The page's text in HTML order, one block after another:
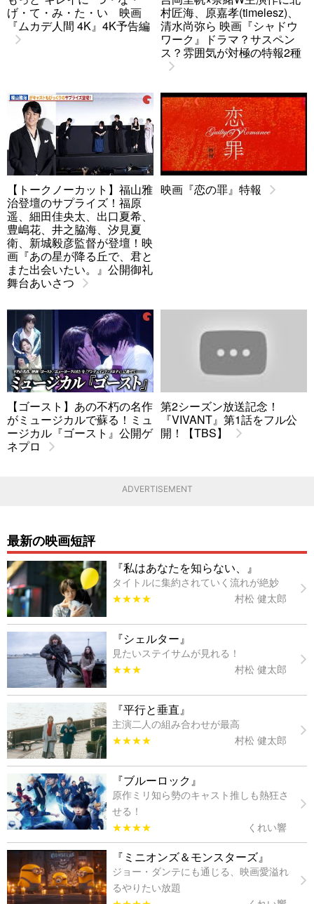
げ・て・み・た・い 映画
『ムカデ人間 4K』4K予告編
村匠海、原嘉孝(timelesz)、
清水尚弥ら 映画『シャドウ
ワーク』ドラマ？サスペン
ス？雰囲気が対極の特報2種
【トークノーカット】福山雅
治登壇のサプライズ！福原
遥、細田佳央太、出口夏希、
豊嶋花、井之脇海、汐見夏
衛、新城毅彦監督が登壇！映
画『あの星が降る丘で、君と
また出会いたい。』公開御礼
舞台あいさつ
映画『恋の罪』特報
【ゴースト】あの不朽の名作
がミュージカルで蘇る！ミュ
ージカル『ゴースト』公開ゲ
ネプロ
第2シーズン放送記念！
『VIVANT』第1話をフル公
開！【TBS】
ADVERTISEMENT
最新の映画短評
『私はあなたを知らない、』
タイトルに集約されていく流れが絶妙
★★★★
村松 健太郎
『シェルター』
見たいステイサムが見れる！
★★★
村松 健太郎
『平行と垂直』
主演二人の組み合わせが最高
★★★★
村松 健太郎
『ブルーロック』
原作ミリ知ら勢のキャスト推しも熱狂さ
せる！
★★★★
くれい響
『ミニオンズ＆モンスターズ』
ジョー・ダンテにも通じる、映画愛溢れ
るやりたい放題